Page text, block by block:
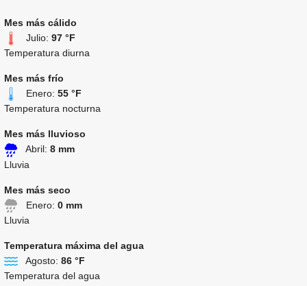
Mes más cálido
Julio: 97 °F
Temperatura diurna
Mes más frío
Enero: 55 °F
Temperatura nocturna
Mes más lluvioso
Abril: 8 mm
Lluvia
Mes más seco
Enero: 0 mm
Lluvia
Temperatura máxima del agua
Agosto: 86 °F
Temperatura del agua